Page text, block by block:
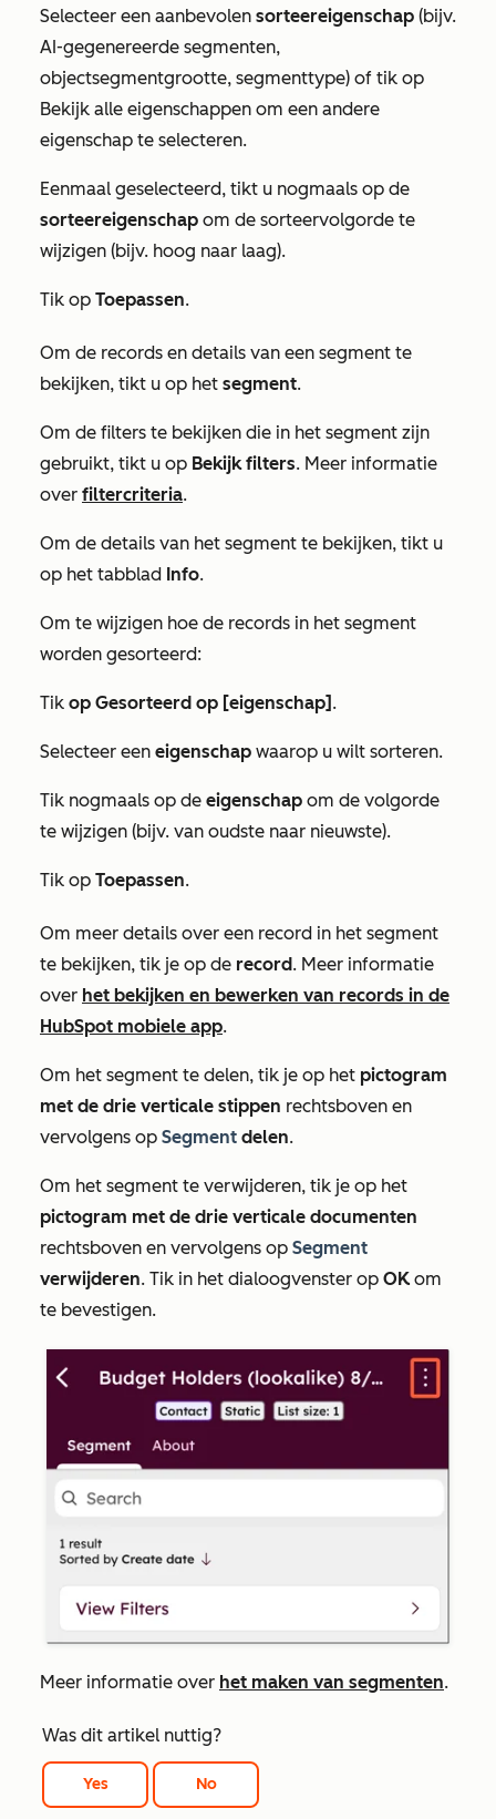
Selecteer een aanbevolen sorteereigenschap (bijv.
AI-gegenereerde segmenten,
objectsegmentgrootte, segmenttype) of tik op
Bekijk alle eigenschappen om een andere
eigenschap te selecteren.
Eenmaal geselecteerd, tikt u nogmaals op de
sorteereigenschap om de sorteervolgorde te
wijzigen (bijv. hoog naar laag).
Tik op Toepassen.
Om de records en details van een segment te
bekijken, tikt u op het segment.
Om de filters te bekijken die in het segment zijn
gebruikt, tikt u op Bekijk filters. Meer informatie
over filtercriteria.
Om de details van het segment te bekijken, tikt u
op het tabblad Info.
Om te wijzigen hoe de records in het segment
worden gesorteerd:
Tik op Gesorteerd op [eigenschap] .
Selecteer een eigenschap waarop u wilt sorteren.
Tik nogmaals op de eigenschap om de volgorde
te wijzigen (bijv. van oudste naar nieuwste).
Tik op Toepassen.
Om meer details over een record in het segment
te bekijken, tik je op de record. Meer informatie
over het bekijken en bewerken van records in de
HubSpot mobiele app.
Om het segment te delen, tik je op het pictogram
met de drie verticale stippen rechtsboven en
vervolgens op Segment delen.
Om het segment te verwijderen, tik je op het
pictogram met de drie verticale documenten
rechtsboven en vervolgens op Segment
verwijderen. Tik in het dialoogvenster op OK om
te bevestigen.
Meer informatie over het maken van segmenten.
Was dit artikel nuttig?
Yes No